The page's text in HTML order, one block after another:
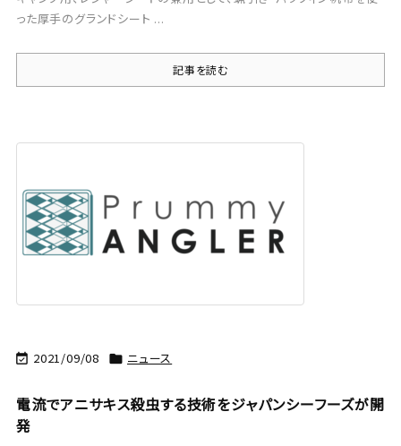
った厚手のグランドシート ...
記事を読む
 2021/09/08  ニュース
電流でアニサキス殺虫する技術をジャパンシーフーズが開
発